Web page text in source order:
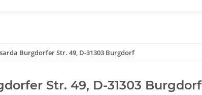
Burgdorfer Str. 49, D-31303 Burgdorf
Str. 49, D-31303 Burgdorf